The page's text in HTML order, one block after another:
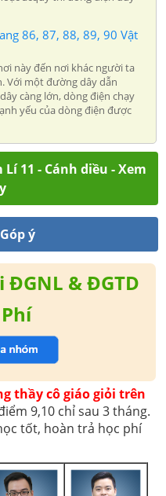
86, 87, 88, 89, 90 Vật
này đến nơi khác người ta
Với một đường dây dẫn
càng lớn, dòng điện chạy
yếu của dòng điện được
11 - Cánh diều - Xem
ý
ĐGNL & ĐGTD
thầy cô giáo giỏi trên
9,10 chỉ sau 3 tháng.
tốt, hoàn trả học phí